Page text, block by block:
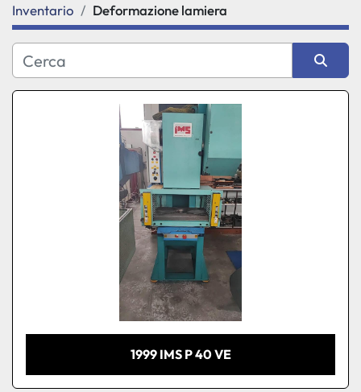
Categoria
Produttore
Inventario Deformazione lamiera
Ordina per
1999 IMS P 40 VE